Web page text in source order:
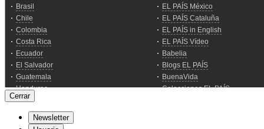
Cerrar
Newsletter